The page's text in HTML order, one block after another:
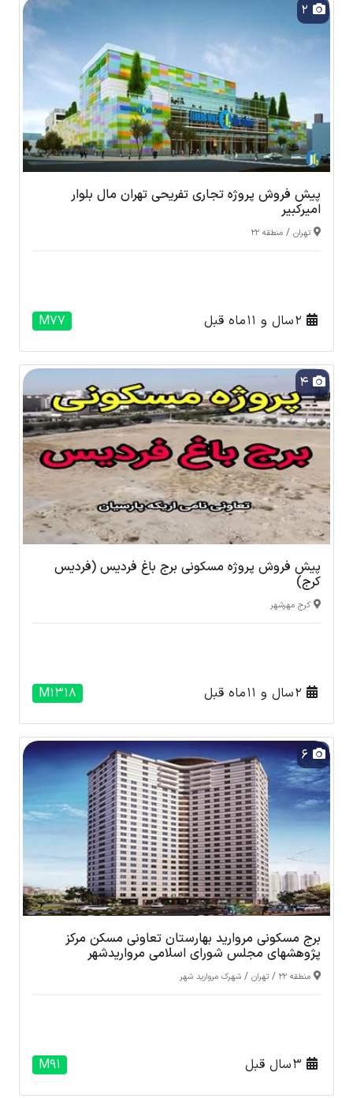
پیش فروش پروژه تجاری تفریحی تهران مال بلوار
امیرکبیر
تهران / منطقه 22
M77
پیش فروش پروژه مسکونی برج باغ فردیس (فردیس
کرج)
کرج مهرشهر
M1318
برج مسکونی مروارید بهارستان تعاونی مسکن مرکز
پژوهشهای مجلس شورای اسلامی مرواریدشهر
منطقه 22 / تهران / شهرک مروارید شهر
M91